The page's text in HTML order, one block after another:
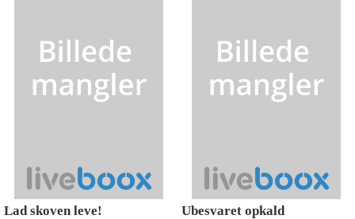
Lad skoven leve! Ubesvaret opkald